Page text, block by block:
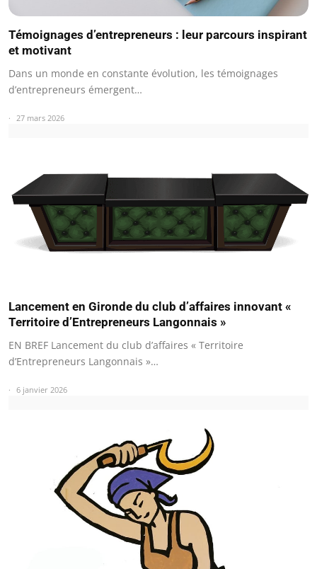
Témoignages d’entrepreneurs : leur parcours inspirant
et motivant
Dans un monde en constante évolution, les témoignages
d’entrepreneurs émergent…
27 mars 2026
Lancement en Gironde du club d’affaires innovant «
Territoire d’Entrepreneurs Langonnais »
EN BREF Lancement du club d’affaires « Territoire
d’Entrepreneurs Langonnais »…
6 janvier 2026